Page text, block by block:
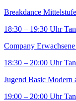
Breakdance Mittelstufe
18:30 – 19:30 Uhr
Company
18:30 – 20:00 Uhr
Jugend Basic Modern
19:00 – 20:00 Uhr